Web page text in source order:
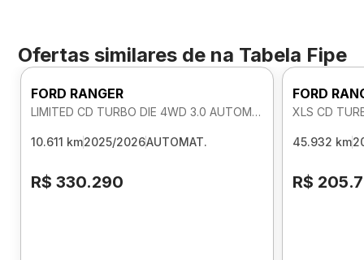
Ofertas similares de na Tabela Fipe
FORD RANGER
LIMITED CD TURBO DIE 4WD 3.0 AUTOMATICO
10.611 km2025/2026AUTOMAT.
R$ 330.290
FORD
XLS CD
45.932 km
R$